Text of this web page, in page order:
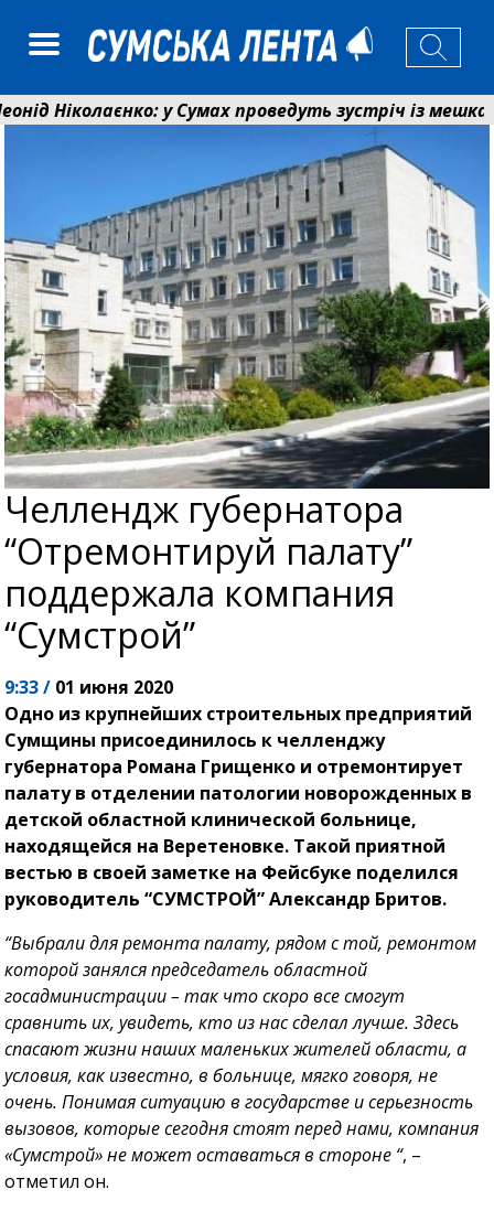
Ніколаєнко: у Сумах проведуть зустріч із
Святого Пантелеймона отримала апарат УЗД та
Челлендж губернатора
“Отремонтируй палату”
поддержала компания
“Сумстрой”
9:33 / 01 июня 2020
Одно из крупнейших строительных предприятий
Сумщины присоединилось к челленджу
губернатора Романа Грищенко и отремонтирует
палату в отделении патологии новорожденных в
детской областной клинической больнице,
находящейся на Веретеновке. Такой приятной
вестью в своей заметке на Фейсбуке поделился
руководитель “СУМСТРОЙ” Александр Бритов.
“Выбрали для ремонта палату, рядом с той, ремонтом
которой занялся председатель областной
госадминистрации – так что скоро все смогут
сравнить их, увидеть, кто из нас сделал лучше. Здесь
спасают жизни наших маленьких жителей области, а
условия, как известно, в больнице, мягко говоря, не
очень. Понимая ситуацию в государстве и серьезность
вызовов, которые сегодня стоят перед нами, компания
«Сумстрой» не может оставаться в стороне “, –
отметил он.